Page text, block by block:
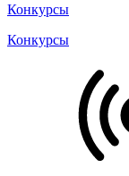
Конкурсы
Конкурсы